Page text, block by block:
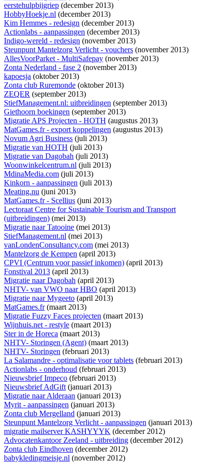
eerstehulpbijgriep (december 2013)
HobbyHoekje.nl (december 2013)
Kim Hemmes - redesign (december 2013)
Actionlabs - aanpassingen (december 2013)
Indigo-wereld - redesign (november 2013)
Steunpunt Mantelzorg Verlicht - vouchers (november 2013)
AllesVoorParket - MultiSafepay (november 2013)
Zonta Nederland - fase 2 (november 2013)
kapoesja (oktober 2013)
Zonta club Ruremonde (oktober 2013)
ZEQER (september 2013)
StiefManagement.nl: uitbreidingen (september 2013)
Giethoorn boekingen (september 2013)
Migratie APS Projecten - HOTH (augustus 2013)
MatGames.fr - export koppelingen (augustus 2013)
Novum Agri Business (juli 2013)
Migratie van HOTH (juli 2013)
Migratie van Dagobah (juli 2013)
Woonwinkelcentrum.nl (juli 2013)
MdinaMedia.com (juli 2013)
Kinkorn - aanpassingen (juli 2013)
Meating.nu (juni 2013)
MatGames.fr - Scellius (juni 2013)
Lectoraat Centre for Sustainable Tourism and Transport
(uitbreidingen) (mei 2013)
Migratie naar Tatooine (mei 2013)
StiefManagement.nl (mei 2013)
vanLondenConsultancy.com (mei 2013)
Mantelzorg de Kempen (april 2013)
CPVI (Centrum voor passief inkomen) (april 2013)
Fonstival 2013 (april 2013)
Migratie naar Dagobah (april 2013)
NHTV- van VWO naar HBO (april 2013)
Migratie naar Mygeeto (april 2013)
MatGames.fr(maart 2013)
Migratie Fuzzy Faces projecten (maart 2013)
Wijnhuis.net - restyle (maart 2013)
Ster in de Horeca (maart 2013)
NHTV- Storingen (Agent) (maart 2013)
NHTV- Storingen (februari 2013)
La Salamandre - optimalisatie voor tablets (februari 2013)
Actionlabs - onderhoud (februari 2013)
Nieuwsbrief Impeco (februari 2013)
Nieuwsbrief AdGift(januari 2013)
Migratie naar Alderaan (januari 2013)
Myrit - aanpassingen (januari 2013)
Zonta club Mergelland (januari 2013)
Steunpunt Mantelzorg Verlicht - aanpassingen (januari 2013)
migratie mailserver KASHYYYK (december 2012)
Advocatenkantoor Zeeland - uitbreiding (december 2012)
Zonta club Eindhoven (december 2012)
babykledingmeisje.nl (november 2012)